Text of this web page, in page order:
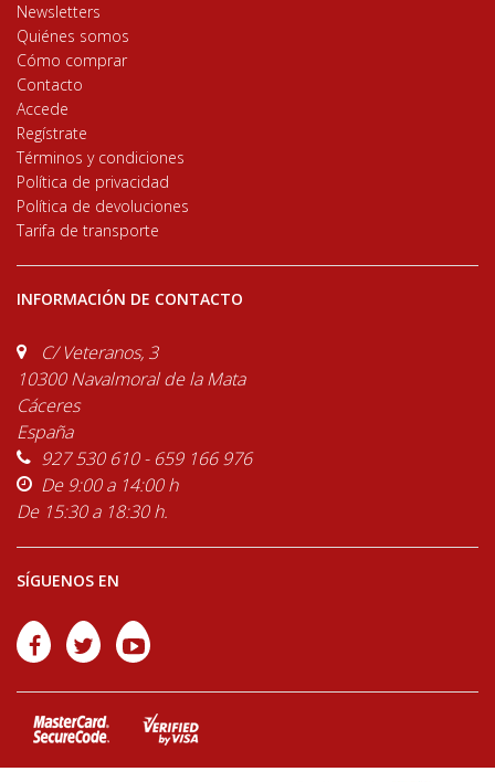
Newsletters
Quiénes somos
Cómo comprar
Contacto
Accede
Regístrate
Términos y condiciones
Política de privacidad
Política de devoluciones
Tarifa de transporte
INFORMACIÓN DE CONTACTO
C/ Veteranos, 3
10300 Navalmoral de la Mata
Cáceres
España
927 530 610 - 659 166 976
De 9:00 a 14:00 h
De 15:30 a 18:30 h.
SÍGUENOS EN